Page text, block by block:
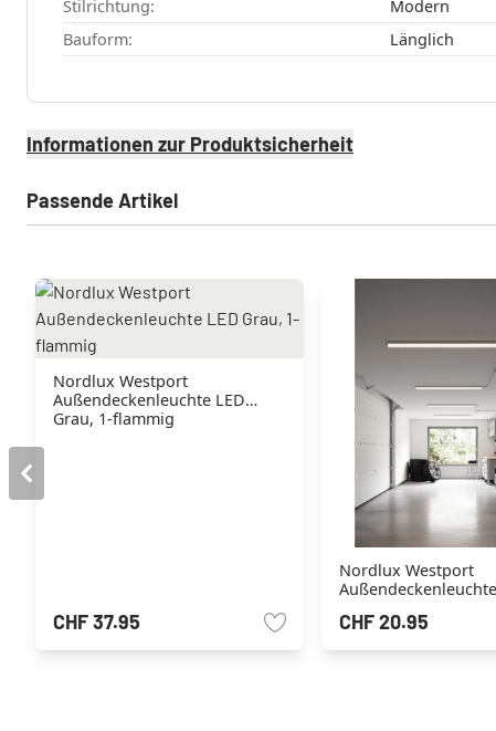
Stilrichtung:
Modern
Bauform:
Länglich
Informationen zur Produktsicherheit
Passende Artikel
Nordlux Westport
Außendeckenleuchte LED
Grau, 1-flammig
CHF 37.95
Nordlux Westport
CHF 20.95